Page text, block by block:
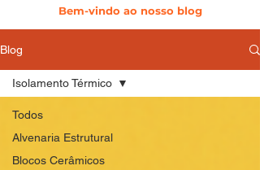
Bem-vindo ao nosso blog
Blog
Todos
Alvenaria Estrutural
Blocos Cerâmicos
Isolamento Térmico